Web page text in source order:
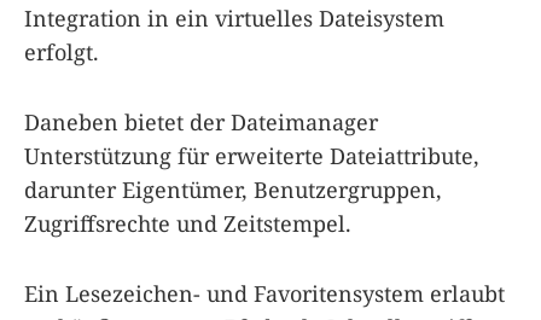
Integration in ein virtuelles Dateisystem
erfolgt.
Daneben bietet der Dateimanager
Unterstützung für erweiterte Dateiattribute,
darunter Eigentümer, Benutzergruppen,
Zugriffsrechte und Zeitstempel.
Ein Lesezeichen- und Favoritensystem erlaubt